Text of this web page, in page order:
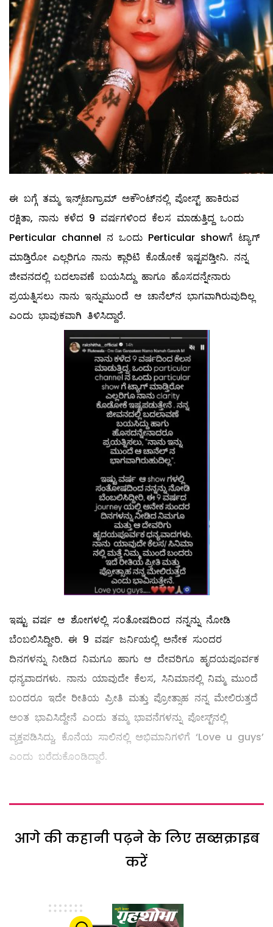
ಈ ಬಗ್ಗೆ ತಮ್ಮ ಇನ್ಸ್​ಟಾಗ್ರಾಮ್ ಅಕೌಂಟ್​ನಲ್ಲಿ ಪೋಸ್ಟ್ ಹಾಕಿರುವ
ರಕ್ಷಿತಾ, ನಾನು ಕಳೆದ 9 ವರ್ಷಗಳಿಂದ ಕೆಲಸ ಮಾಡುತ್ತಿದ್ದ ಒಂದು
Perticular channel ನ ಒಂದು Perticular showಗೆ ಟ್ಯಾಗ್
ಮಾಡ್ತಿರೋ ಎಲ್ಲರಿಗೂ ನಾನು ಕ್ಲಾರಿಟಿ ಕೊಡೋಕೆ ಇಷ್ಟಪಡ್ತೀನಿ. ನನ್ನ
ಜೀವನದಲ್ಲಿ ಬದಲಾವಣೆ ಬಯಸಿದ್ದು ಹಾಗೂ ಹೊಸದನ್ನೇನಾರು
ಪ್ರಯತ್ನಿಸಲು ನಾನು ಇನ್ನುಮುಂದೆ ಆ ಚಾನೆಲ್​ನ ಭಾಗವಾಗಿರುವುದಿಲ್ಲ
ಎಂದು ಭಾವುಕವಾಗಿ ತಿಳಿಸಿದ್ದಾರೆ.
ಇಷ್ಟು ವರ್ಷ ಆ ಶೋಗಳಲ್ಲಿ ಸಂತೋಷದಿಂದ ನನ್ನನ್ನು ನೋಡಿ
ಬೆಂಬಲಿಸಿದ್ದೀರಿ. ಈ 9 ವರ್ಷ ಜರ್ನಿಯಲ್ಲಿ ಅನೇಕ ಸುಂದರ
ದಿನಗಳನ್ನು ನೀಡಿದ ನಿಮಗೂ ಹಾಗು ಆ ದೇವರಿಗೂ ಹೃದಯಪೂರ್ವಕ
ಧನ್ಯವಾದಗಳು. ನಾನು ಯಾವುದೇ ಕೆಲಸ, ಸಿನಿಮಾನಲ್ಲಿ ನಿಮ್ಮ ಮುಂದೆ
ಬಂದರೂ ಇದೇ ರೀತಿಯ ಪ್ರೀತಿ ಮತ್ತು ಪ್ರೋತ್ಸಾಹ ನನ್ನ ಮೇಲಿರುತ್ತದೆ
ಅಂತ ಭಾವಿಸಿದ್ದೇನೆ ಎಂದು ತಮ್ಮ ಭಾವನೆಗಳನ್ನು ಪೋಸ್ಟ್​ನಲ್ಲಿ
ವ್ಯಕ್ತಪಡಿಸಿದ್ದು, ಕೊನೆಯ ಸಾಲಿನಲ್ಲಿ ಅಭಿಮಾನಿಗಳಿಗೆ ‘Love u guys’
ಎಂದು ಬರೆದುಕೊಂಡಿದ್ದಾರೆ.
आगे की कहानी पढ़ने के लिए सब्सक्राइब
करें